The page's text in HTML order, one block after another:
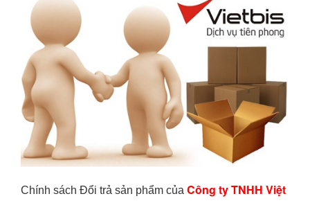
Chính sách Đổi trả sản phẩm của Công ty TNHH Việt